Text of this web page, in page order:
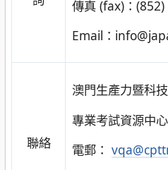
傳真 (fax)：
Email：
聯絡
澳門生產力暨科
專業考試資源中心
電郵：